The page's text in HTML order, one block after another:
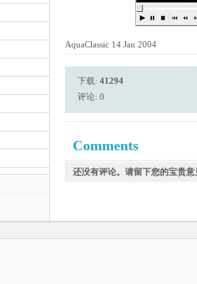
AquaClassic 14 Jan 2004
下载: 41294
评论: 0
Comments
还没有评论。请留下您的宝贵意